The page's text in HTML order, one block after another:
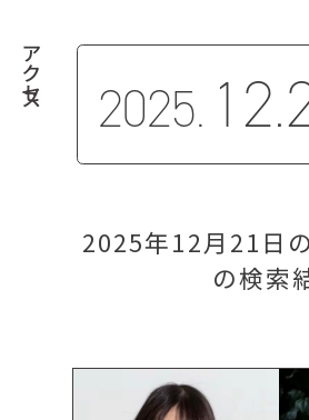
アクセス 2025.
2025年12月21日
の検索